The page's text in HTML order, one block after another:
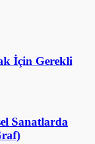
İçin Gerekli
Sanatlarda